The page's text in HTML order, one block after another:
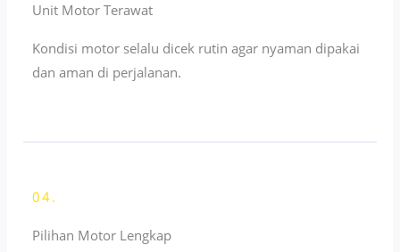
Unit Motor Terawat
Kondisi motor selalu dicek rutin agar nyaman dipakai
dan aman di perjalanan.
04.
Pilihan Motor Lengkap